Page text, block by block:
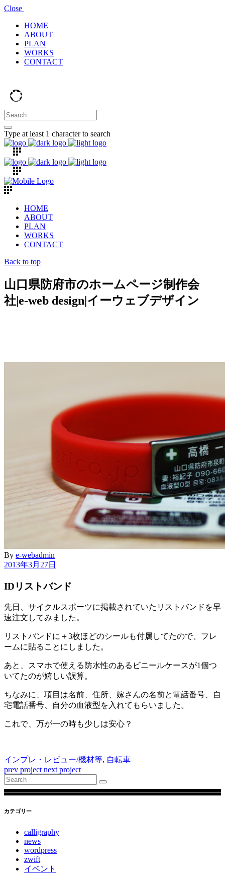
Close
HOME
ABOUT
PLAN
WORKS
CONTACT
Type at least 1 character to search
HOME
ABOUT
PLAN
WORKS
CONTACT
Back to top
山口県防府市のホームページ制作会
社|e-web design|イーウェブデザイン
By e-webadmin
2013年3月27日
IDリストバンド
先日、サイクルスポーツに掲載されていたリストバンドを早
速注文してみました。
リストバンドに＋3枚ほどのシールも付属してたので、フレ
ームに貼ることにしました。
あと、スマホで使える防水性のあるビニールケースが1個つ
いてたのが嬉しい誤算。
ちなみに、項目は名前、住所、嫁さんの名前と電話番号、自
宅電話番号、自分の血液型を入れてもらいました。
これで、万が一の時も少しは安心？
インプレ・レビュー/機材等, 自転車
prev project next project
Search
for:
カテゴリー
calligraphy
news
wordpress
zwift
イベント